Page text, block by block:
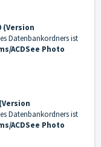
(Version
Datenbankordners ist
ACDSee Photo
Datenbankordners ist
ACDSee Photo